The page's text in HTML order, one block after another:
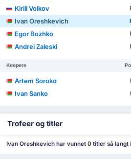
Kirill Volkov
Ivan Oreshkevich
Egor Bozhko
Andrei Zaleski
Keepere
Artem Soroko
Ivan Sanko
Trofeer og titler
Ivan Oreshkevich har vunnet 0 titler så langt